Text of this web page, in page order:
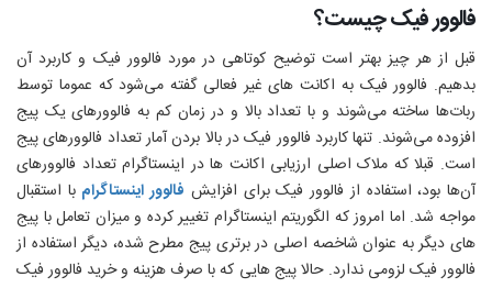
فالوور فیک چیست؟
قبل از هر چیز بهتر است توضیح کوتاهی در مورد فالوور فیک و کاربرد آن
بدهیم. فالوور فیک به اکانت های غیر فعالی گفته می‌شود که عموما توسط
ربات‌ها ساخته می‌شوند و با تعداد بالا و در زمان کم به فالوورهای یک پیج
افزوده می‌شوند. تنها کاربرد فالوور فیک در بالا بردن آمار تعداد فالوورهای پیج
است. قبلا که ملاک اصلی ارزیابی اکانت ها در اینستاگرام تعداد فالوورهای
آن‌ها بود، استفاده از فالوور فیک برای افزایش فالوور اینستاگرام با استقبال
مواجه شد. اما امروز که الگوریتم اینستاگرام تغییر کرده و میزان تعامل با پیج
های دیگر به عنوان شاخصه اصلی در برتری پیج مطرح شده، دیگر استفاده از
فالوور فیک لزومی ندارد. حالا پیج هایی که با صرف هزینه و خرید فالوور فیک